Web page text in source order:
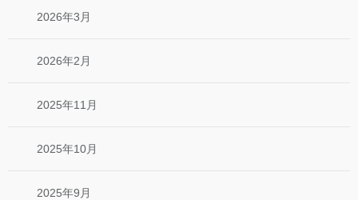
2026年3月
2026年2月
2025年11月
2025年10月
2025年9月